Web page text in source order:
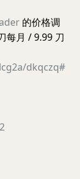
的价格调
每月 / 9.99 刀
dkqczq#